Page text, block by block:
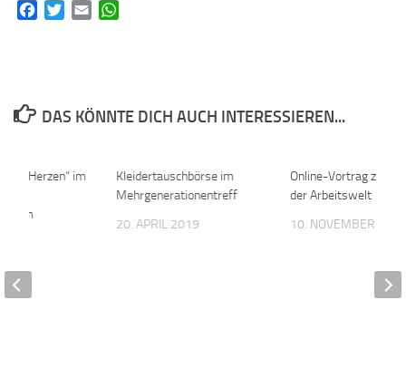
FacebookTwitterEmail
DAS KÖNNTE DICH AUCH INTERESSIEREN...
Kleidertauschbörse im
Mehrgenerationentreff
20. APRIL 2019
Online-Vortrag zum
der Arbeitswelt
10. NOVEMBER
im Herzen“ im